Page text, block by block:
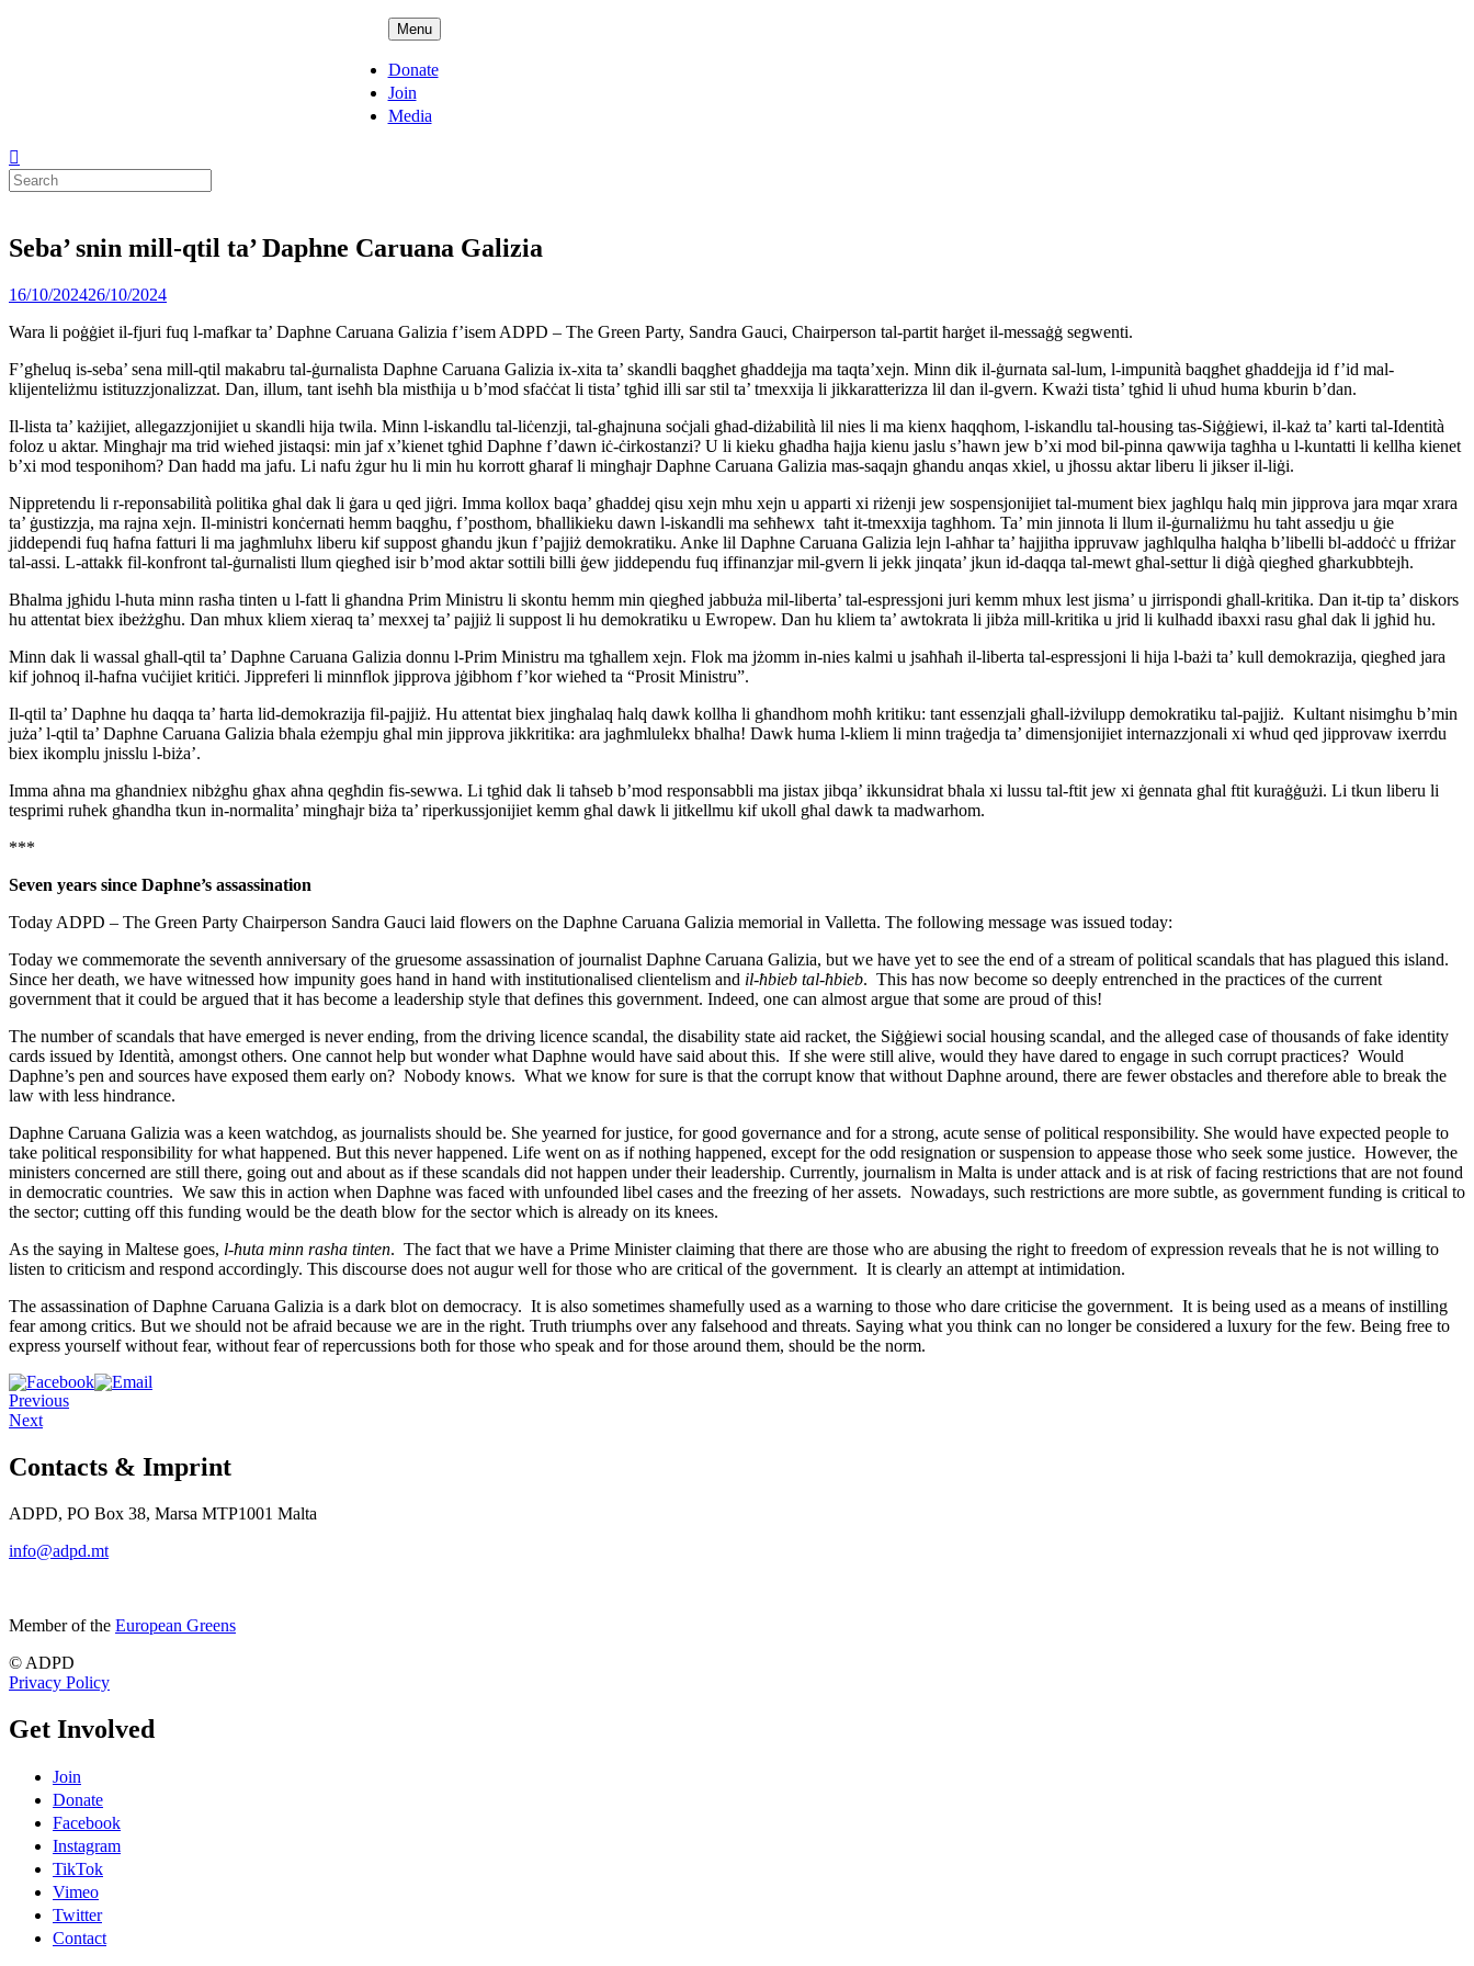
Menu
Donate
Join
Media
Search
for:
Seba’ snin mill-qtil ta’ Daphne Caruana Galizia
Posted
16/10/202426/10/2024
Wara li poġġiet il-fjuri fuq l-mafkar ta’ Daphne Caruana Galizia f’isem ADPD – The Green Party, Sandra Gauci, Chairperson tal-partit ħarġet il-messaġġ segwenti.
F’għeluq is-seba’ sena mill-qtil makabru tal-ġurnalista Daphne Caruana Galizia ix-xita ta’ skandli baqgħet għaddejja ma taqta’xejn. Minn dik il-ġurnata sal-lum, l-impunità baqgħet għaddejja id f’id mal-
klijenteliżmu istituzzjonalizzat. Dan, illum, tant iseħħ bla mistħija u b’mod sfaċċat li tista’ tgħid illi sar stil ta’ tmexxija li jikkaratterizza lil dan il-gvern. Kważi tista’ tgħid li uħud huma kburin b’dan.
Il-lista ta’ każijiet, allegazzjonijiet u skandli hija twila. Minn l-iskandlu tal-liċenzji, tal-għajnuna soċjali għad-diżabilità lil nies li ma kienx ħaqqhom, l-iskandlu tal-housing tas-Siġġiewi, il-każ ta’ karti tal-Identità
foloz u aktar. Minghajr ma trid wieħed jistaqsi: min jaf x’kienet tgħid Daphne f’dawn iċ-ċirkostanzi? U li kieku għadha ħajja kienu jaslu s’hawn jew b’xi mod bil-pinna qawwija tagħha u l-kuntatti li kellha kienet
b’xi mod tesponihom? Dan ħadd ma jafu. Li nafu żgur hu li min hu korrott għaraf li mingħajr Daphne Caruana Galizia mas-saqajn għandu anqas xkiel, u jħossu aktar liberu li jikser il-liġi.
Nippretendu li r-reponsabilità politika għal dak li ġara u qed jiġri. Imma kollox baqa’ għaddej qisu xejn mhu xejn u apparti xi riżenji jew sospensjonijiet tal-mument biex jagħlqu ħalq min jipprova jara mqar xrara
ta’ ġustizzja, ma rajna xejn. Il-ministri konċernati hemm baqgħu, f’posthom, bħallikieku dawn l-iskandli ma seħħewx taħt it-tmexxija tagħhom. Ta’ min jinnota li llum il-ġurnaliżmu hu taht assedju u ġie
jiddependi fuq ħafna fatturi li ma jagħmluhx liberu kif suppost għandu jkun f’pajjiż demokratiku. Anke lil Daphne Caruana Galizia lejn l-aħħar ta’ ħajjitha ippruvaw jagħlqulha ħalqha b’libelli bl-addoċċ u ffriżar
tal-assi. L-attakk fil-konfront tal-ġurnalisti llum qiegħed isir b’mod aktar sottili billi ġew jiddependu fuq iffinanzjar mil-gvern li jekk jinqata’ jkun id-daqqa tal-mewt għal-settur li diġà qiegħed għarkubbtejh.
Bħalma jgħidu l-ħuta minn rasħa tinten u l-fatt li għandna Prim Ministru li skontu hemm min qiegħed jabbuża mil-liberta’ tal-espressjoni juri kemm mhux lest jisma’ u jirrispondi għall-kritika. Dan it-tip ta’ diskors
hu attentat biex ibeżżgħu. Dan mhux kliem xieraq ta’ mexxej ta’ pajjiż li suppost li hu demokratiku u Ewropew. Dan hu kliem ta’ awtokrata li jibża mill-kritika u jrid li kulħadd ibaxxi rasu għal dak li jgħid hu.
Minn dak li wassal għall-qtil ta’ Daphne Caruana Galizia donnu l-Prim Ministru ma tgħallem xejn. Flok ma jżomm in-nies kalmi u jsaħħaħ il-liberta tal-espressjoni li hija l-bażi ta’ kull demokrazija, qiegħed jara
kif joħnoq il-ħafna vuċijiet kritiċi. Jippreferi li minnflok jipprova jġibhom f’kor wieħed ta “Prosit Ministru”.
Il-qtil ta’ Daphne hu daqqa ta’ ħarta lid-demokrazija fil-pajjiż. Hu attentat biex jingħalaq ħalq dawk kollha li għandhom moħħ kritiku: tant essenzjali għall-iżvilupp demokratiku tal-pajjiż. Kultant nisimgħu b’min
juża’ l-qtil ta’ Daphne Caruana Galizia bħala eżempju għal min jipprova jikkritika: ara jagħmlulekx bħalha! Dawk huma l-kliem li minn traġedja ta’ dimensjonijiet internazzjonali xi wħud qed jipprovaw ixerrdu
biex ikomplu jnisslu l-biża’.
Imma aħna ma għandniex nibżgħu għax aħna qegħdin fis-sewwa. Li tgħid dak li taħseb b’mod responsabbli ma jistax jibqa’ ikkunsidrat bħala xi lussu tal-ftit jew xi ġennata għal ftit kuraġġużi. Li tkun liberu li
tesprimi ruħek għandha tkun in-normalita’ mingħajr biża ta’ riperkussjonijiet kemm għal dawk li jitkellmu kif ukoll għal dawk ta madwarhom.
***
Seven years since Daphne’s assassination
Today ADPD – The Green Party Chairperson Sandra Gauci laid flowers on the Daphne Caruana Galizia memorial in Valletta. The following message was issued today:
Today we commemorate the seventh anniversary of the gruesome assassination of journalist Daphne Caruana Galizia, but we have yet to see the end of a stream of political scandals that has plagued this island.
Since her death, we have witnessed how impunity goes hand in hand with institutionalised clientelism and il-ħbieb tal-ħbieb. This has now become so deeply entrenched in the practices of the current
government that it could be argued that it has become a leadership style that defines this government. Indeed, one can almost argue that some are proud of this!
The number of scandals that have emerged is never ending, from the driving licence scandal, the disability state aid racket, the Siġġiewi social housing scandal, and the alleged case of thousands of fake identity
cards issued by Identità, amongst others. One cannot help but wonder what Daphne would have said about this. If she were still alive, would they have dared to engage in such corrupt practices? Would
Daphne’s pen and sources have exposed them early on? Nobody knows. What we know for sure is that the corrupt know that without Daphne around, there are fewer obstacles and therefore able to break the
law with less hindrance.
Daphne Caruana Galizia was a keen watchdog, as journalists should be. She yearned for justice, for good governance and for a strong, acute sense of political responsibility. She would have expected people to
take political responsibility for what happened. But this never happened. Life went on as if nothing happened, except for the odd resignation or suspension to appease those who seek some justice. However, the
ministers concerned are still there, going out and about as if these scandals did not happen under their leadership. Currently, journalism in Malta is under attack and is at risk of facing restrictions that are not found
in democratic countries. We saw this in action when Daphne was faced with unfounded libel cases and the freezing of her assets. Nowadays, such restrictions are more subtle, as government funding is critical to
the sector; cutting off this funding would be the death blow for the sector which is already on its knees.
As the saying in Maltese goes, l-ħuta minn rasha tinten. The fact that we have a Prime Minister claiming that there are those who are abusing the right to freedom of expression reveals that he is not willing to
listen to criticism and respond accordingly. This discourse does not augur well for those who are critical of the government. It is clearly an attempt at intimidation.
The assassination of Daphne Caruana Galizia is a dark blot on democracy. It is also sometimes shamefully used as a warning to those who dare criticise the government. It is being used as a means of instilling
fear among critics. But we should not be afraid because we are in the right. Truth triumphs over any falsehood and threats. Saying what you think can no longer be considered a luxury for the few. Being free to
express yourself without fear, without fear of repercussions both for those who speak and for those around them, should be the norm.
Previous
Next
Contacts & Imprint
ADPD, PO Box 38, Marsa MTP1001 Malta
info@adpd.mt
Member of the European Greens
© ADPD
Privacy Policy
Get Involved
Join
Donate
Facebook
Instagram
TikTok
Vimeo
Twitter
Contact